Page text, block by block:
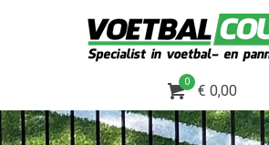
0
€ 0,00